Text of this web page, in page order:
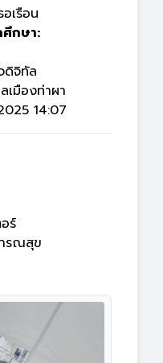
เรือน
ศึกษา:
ดิจิทัล
เมืองท่าผา
14:07
ร์
รณสุข